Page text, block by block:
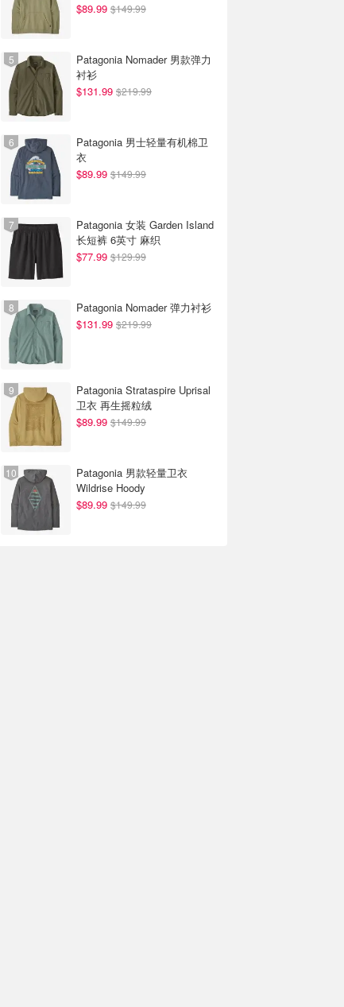
$89.99 $149.99
Patagonia Nomader 男款弹力
衬衫
$131.99 $219.99
Patagonia 男士轻量有机棉卫
衣
$89.99 $149.99
Patagonia 女装 Garden Island
长短裤 6英寸 麻织
$77.99 $129.99
Patagonia Nomader 弹力衬衫
$131.99 $219.99
Patagonia Strataspire Uprisal
卫衣 再生摇粒绒
$89.99 $149.99
Patagonia 男款轻量卫衣
Wildrise Hoody
$89.99 $149.99